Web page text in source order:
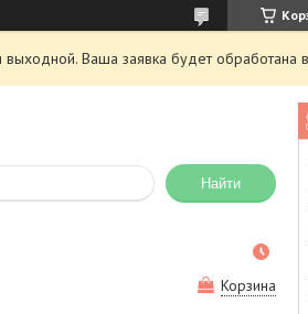
Ваша заявка будет
Найти
Корзина